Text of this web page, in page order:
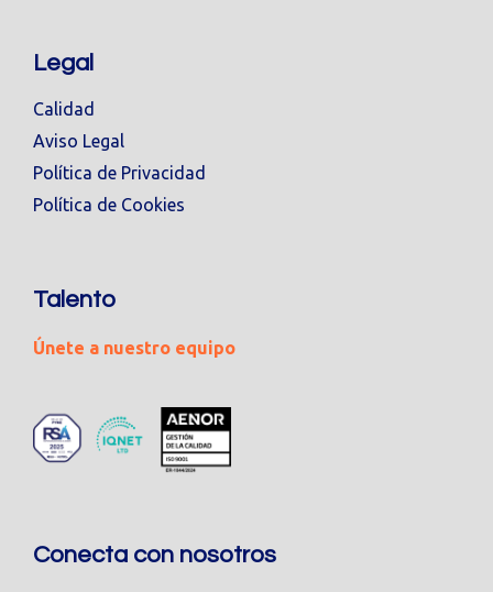
Legal
Calidad
Aviso Legal
Política de Privacidad
Política de Cookies
Talento
Únete a nuestro equipo
Conecta con nosotros